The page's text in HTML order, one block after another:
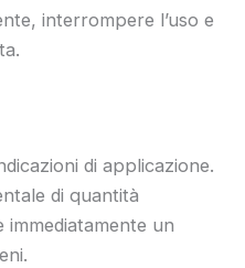
interrompere l’uso e
di applicazione.
di quantità
immediatamente un